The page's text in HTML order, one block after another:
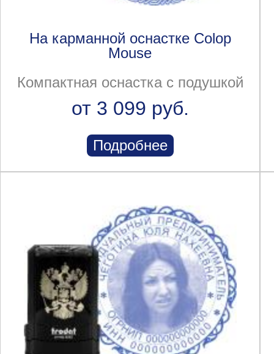
На карманной оснастке Colop
Mouse
Компактная оснастка с подушкой
от 3 099 руб.
Подробнее